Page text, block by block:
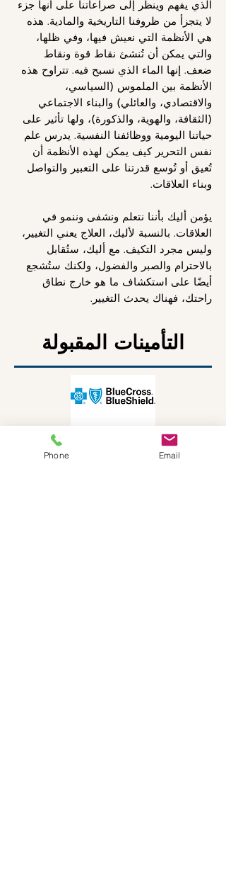
الذي يفهم وينظر إلى صراعاتنا على أنها جزء
لا يتجزأ من ظروفنا التاريخية والمادية. هذه
هي الأنظمة التي نعيش فيها، وفي ظلها،
والتي يمكن أن تُنشئ نقاط قوة ونقاط
ضعف. إنها الماء الذي نسبح فيه. تتراوح هذه
الأنظمة بين الملموس (السياسي،
والاقتصادي، والعائلي) والبناء الاجتماعي
(الثقافة، والهوية، والذكورة)، ولها تأثير على
حياتنا اليومية ووظائفنا النفسية. يدرس علم
نفس التحرير كيف يمكن لهذه الأنظمة أن
تُعيق أو تُوسع قدرتنا على التعبير والتواصل
وبناء العلاقات.
يؤمن أليك بأننا نتعلم ونشفى وننمو في
العلاقات. بالنسبة لأليك، العلاج يعني التغيير،
وليس مجرد التكيف. مع أليك، ستُقابل
بالاحترام والصبر والفضول، ولكنك ستُشجع
أيضًا على استكشاف ما هو خارج نطاق
راحتك، فهناك يحدث التغيير.
التأمينات المقبولة
Phone Email